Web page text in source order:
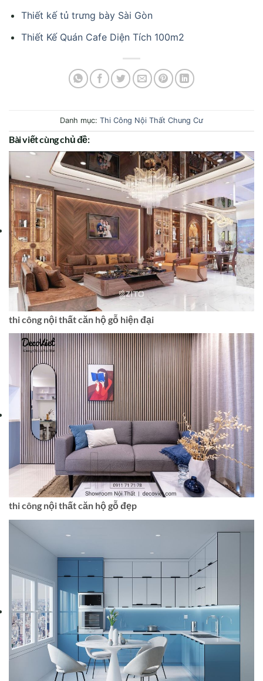
Thiết kế tủ trưng bày Sài Gòn
Thiết Kế Quán Cafe Diện Tích 100m2
Danh mục: Thi Công Nội Thất Chung Cư
Bài viết cùng chủ đề:
thi công nội thất căn hộ gỗ hiện đại
thi công nội thất căn hộ gỗ đẹp